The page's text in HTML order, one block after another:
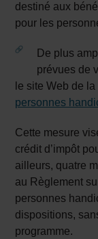
destiné aux
pour les
De plus
prévues de
le site Web de la
personnes
Cette mesure
crédit d’impôt
ailleurs, quatre
au Règlement
personnes
dispositions,
programme.